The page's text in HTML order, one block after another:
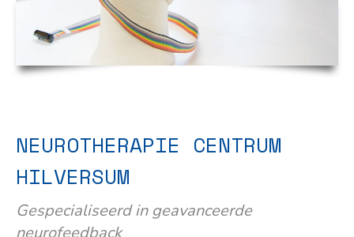
NEUROTHERAPIE CENTRUM
HILVERSUM
Gespecialiseerd in geavanceerde
neurofeedback